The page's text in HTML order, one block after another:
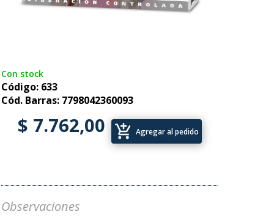
Con stock
Código: 633
Cód. Barras: 7798042360093
$ 7.762,00 add_shopping_cart Agregar al pedido
Observaciones